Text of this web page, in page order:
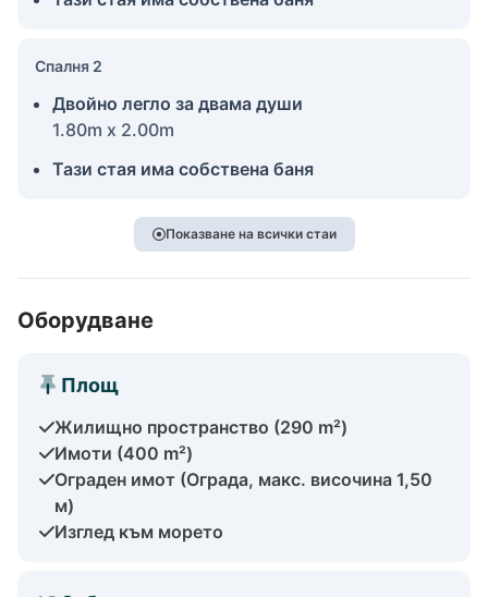
Спалня 2
Двойно легло за двама души
1.80m x 2.00m
Тази стая има собствена баня
Показване на всички стаи
Оборудване
Площ
Жилищно пространство (290 m²)
Имоти (400 m²)
Ограден имот (Ограда, макс. височина 1,50
м)
Изглед към морето